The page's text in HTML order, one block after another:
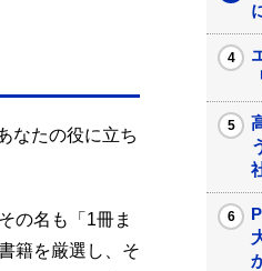
なたの役に立ち
の名も「1冊ま
籍を厳選し、そ